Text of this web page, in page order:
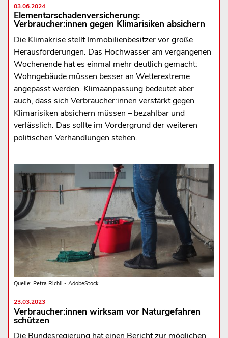
03.06.2024
Elementarschadenversicherung:
Verbraucher:innen gegen Klimarisiken absichern
Die Klimakrise stellt Immobilienbesitzer vor große
Herausforderungen. Das Hochwasser am vergangenen
Wochenende hat es einmal mehr deutlich gemacht:
Wohngebäude müssen besser an Wetterextreme
angepasst werden. Klimaanpassung bedeutet aber
auch, dass sich Verbraucher:innen verstärkt gegen
Klimarisiken absichern müssen – bezahlbar und
verlässlich. Das sollte im Vordergrund der weiteren
politischen Verhandlungen stehen.
Quelle: Petra Richli - AdobeStock
23.03.2023
Verbraucher:innen wirksam vor Naturgefahren
schützen